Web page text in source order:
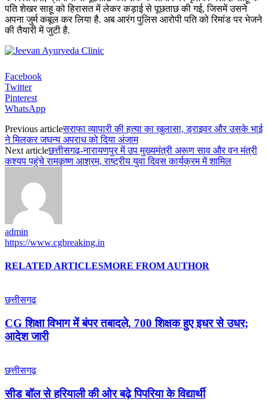
पति शेखर साहू को हिरासत में लेकर कड़ाई से पूछताछ की गई, जिसमें उसने
अपना जुर्म कबूल कर लिया है. अब आरंग पुलिस आरोपी पति को रिमांड पर भेजने
की तैयारी में जुटी है.
Facebook
Twitter
Pinterest
WhatsApp
Previous articleसराफा व्यापारी की हत्या का खुलासा, ड्राइवर और उसके भाई
ने मिलकर जघन्य अपराध को दिया अंजाम
Next articleछत्तीसगढ़-नारायणपुर में उप मुख्यमंत्री अरूण साव और वन मंत्री
कश्यप पहुंचे रामकृष्ण आश्रम, राष्ट्रीय युवा दिवस कार्यक्रम में शामिल
admin
https://www.cgbreaking.in
RELATED ARTICLESMORE FROM AUTHOR
छत्तीसगढ़
CG शिक्षा विभाग में बंपर तबादले, 700 शिक्षक हुए इधर से उधर;
आदेश जारी
छत्तीसगढ़
सीड बॉल से हरियाली की ओर बढ़े पिपरिया के विद्यार्थी